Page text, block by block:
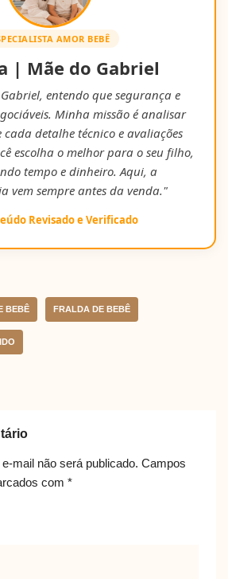
AMOR BEBÊ
| Mãe do Gabriel
entendo que segurança e
Minha missão é analisar
detalhe técnico e avaliações
escolha o melhor para o seu filho,
tempo e dinheiro. Aqui, a
vem sempre antes da venda."
Revisado e Verificado
BEBÊ FRALDA DE BEBÊ
mail não será publicado. Campos
com *